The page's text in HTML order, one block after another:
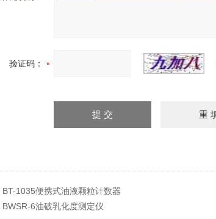
验证码：
BT-1035便携式油液颗粒计数器
BWSR-6油破乳化度测定仪